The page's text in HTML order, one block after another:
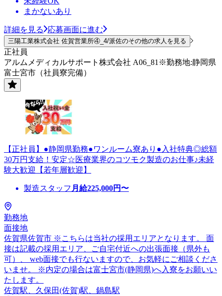
まかないあり
詳細を見る 応募画面に進む
三陽工業株式会社 佐賀営業所④_4/派佐のその他の求人を見る
正社員
アルムメディカルサポート株式会社 A06_81※勤務地:静岡県
富士宮市（社員寮完備）
【正社員】●静岡県勤務●ワンルーム寮あり●入社特典◎総額
30万円支給！安定☆医療業界のコツモク製造のお仕事♪未経
験大歓迎【若年層歓迎】
製造スタッフ 月給225,000円〜
勤務地
面接地
佐賀県佐賀市 ※こちらは当社の採用エリアとなります。 面
接は記載の採用エリア、ご自宅付近への出張面接（県外も
可）、 web面接でも行ないますので、お気軽にご相談くださ
いませ。 ※内定の場合は富士宮市(静岡県)へ入寮をお願いい
たします。
佐賀駅、久保田(佐賀)駅、鍋島駅